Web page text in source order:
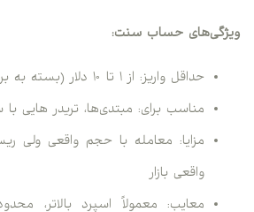
ویژگی‌های حساب سنت:
حداقل واریز: از ۱ تا ۱۰ دلار (بسته به بروکر)
مناسب برای: مبتدی‌ها، تریدر هایی
مزایا: معامله با حجم واقعی ولی
واقعی بازار
معایب: معمولاً اسپرد بالاتر،